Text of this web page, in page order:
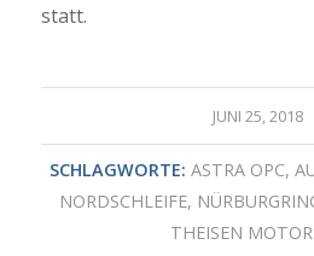
statt.
JUNI 25, 2018
/
SCHLAGWORTE: ASTRA OPC,
NORDSCHLEIFE,
THEISEN